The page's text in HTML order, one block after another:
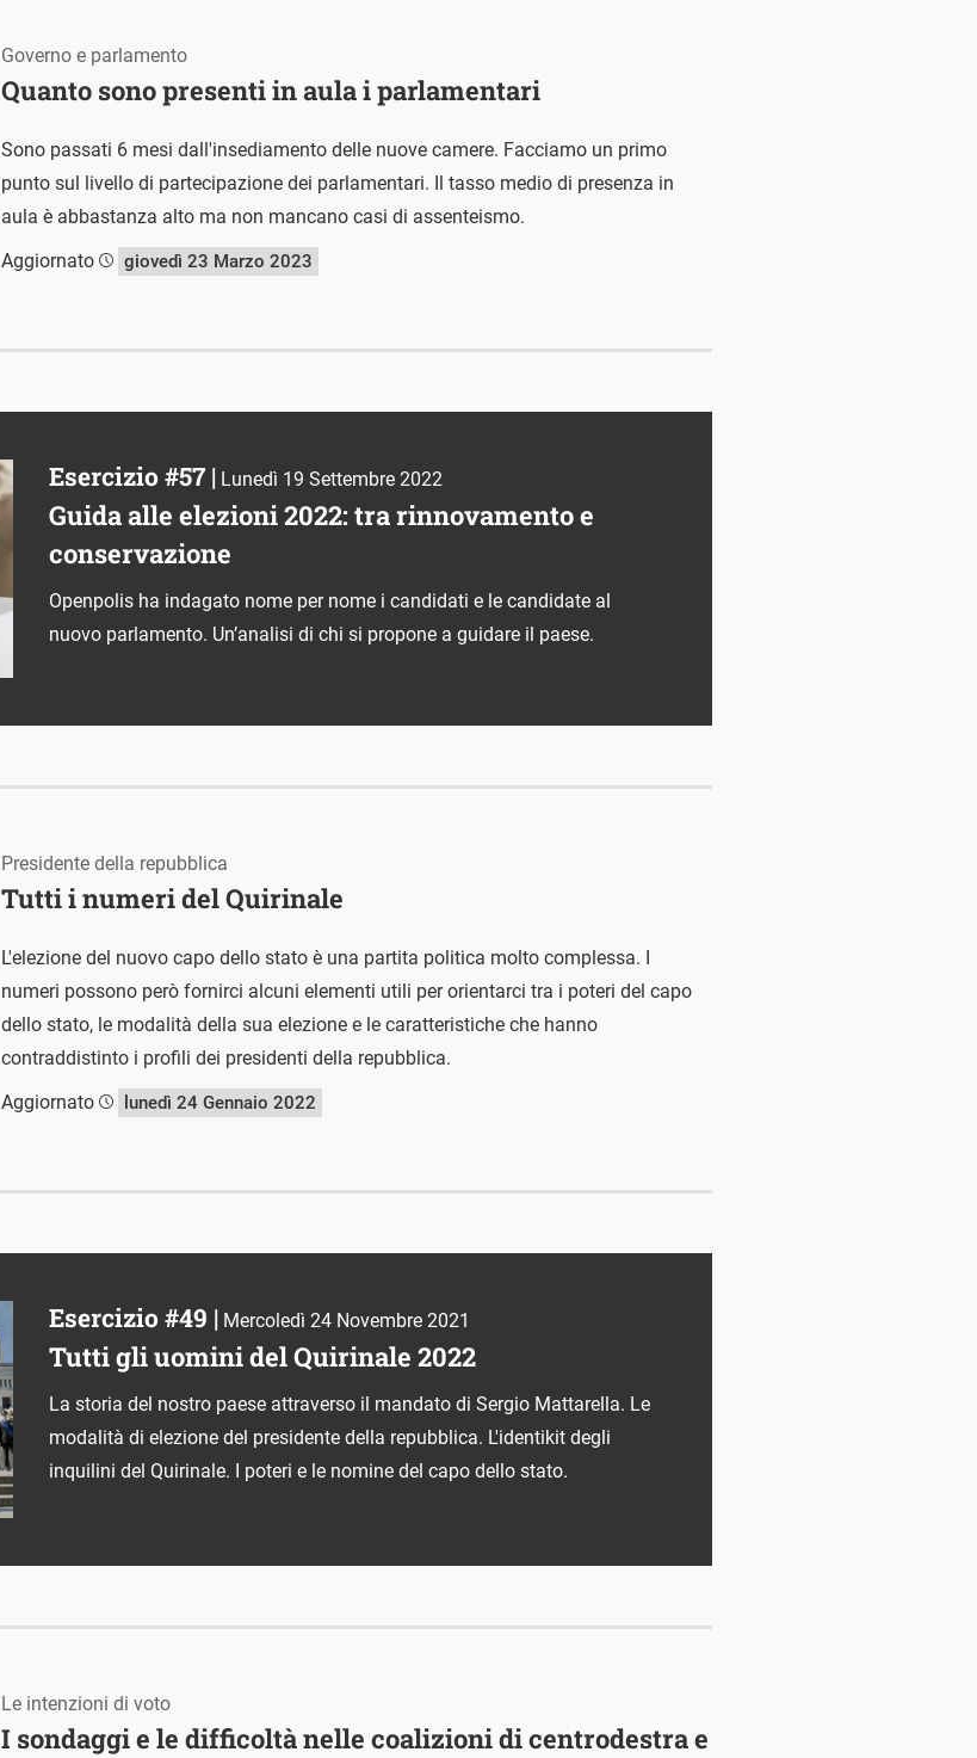
Quanto sono presenti in aula i parlamentari
Governo e parlamento
Sono passati 6 mesi dall'insediamento delle nuove camere. Facciamo un primo
punto sul livello di partecipazione dei parlamentari. Il tasso medio di presenza in
aula è abbastanza alto ma non mancano casi di assenteismo.
Aggiornato
giovedì 23 Marzo 2023
Esercizio #57 | Lunedì 19 Settembre 2022
Guida alle elezioni 2022: tra rinnovamento e
conservazione
Openpolis ha indagato nome per nome i candidati e le candidate al
nuovo parlamento. Un’analisi di chi si propone a guidare il paese.
Tutti i numeri del Quirinale
Presidente della repubblica
L'elezione del nuovo capo dello stato è una partita politica molto complessa. I
numeri possono però fornirci alcuni elementi utili per orientarci tra i poteri del capo
dello stato, le modalità della sua elezione e le caratteristiche che hanno
contraddistinto i profili dei presidenti della repubblica.
Aggiornato
lunedì 24 Gennaio 2022
Esercizio #49 | Mercoledì 24 Novembre 2021
Tutti gli uomini del Quirinale 2022
La storia del nostro paese attraverso il mandato di Sergio Mattarella. Le
modalità di elezione del presidente della repubblica. L'identikit degli
inquilini del Quirinale. I poteri e le nomine del capo dello stato.
I sondaggi e le difficoltà nelle coalizioni di centrodestra e
Le intenzioni di voto